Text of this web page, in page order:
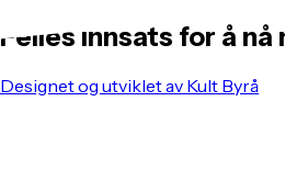
Felles innsats for å nå
Designet og utviklet av Kult Byrå